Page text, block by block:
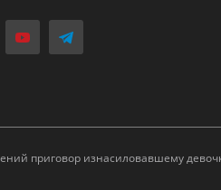
приговор изнасиловавшему